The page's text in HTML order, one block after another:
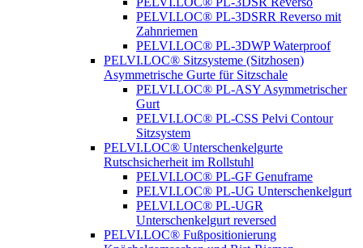
PELVI.LOC® PL-3DSRR Reverso mit
Zahnriemen
PELVI.LOC® PL-3DWP Waterproof
PELVI.LOC® Sitzsysteme (Sitzhosen)
Asymmetrische Gurte für Sitzschale
PELVI.LOC® PL-ASY Asymmetrischer
Gurt
PELVI.LOC® PL-CSS Pelvi Contour
Sitzsystem
PELVI.LOC® Unterschenkelgurte
Rutschsicherheit im Rollstuhl
PELVI.LOC® PL-GF Genuframe
PELVI.LOC® PL-UG Unterschenkelgurt
PELVI.LOC® PL-UGR
Unterschenkelgurt reversed
PELVI.LOC® Fußpositionierung